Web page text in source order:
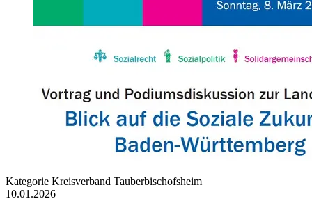
Kategorie Kreisverband Tauberbischofsheim
10.01.2026